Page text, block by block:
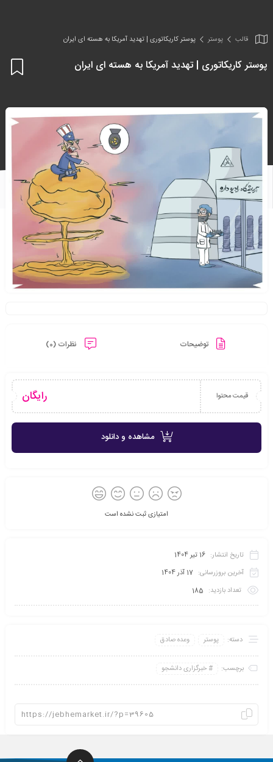
قالب پوستر پوستر کاریکاتوری | تهدید آمریکا به هسته ای ایران
پوستر کاریکاتوری | تهدید آمریکا به هسته ای ایران
توضیحات نظرات (0)
قیمت محتوا رایگان
مشاهده و دانلود
امتیازی ثبت نشده است
تاریخ انتشار: 16 تیر 1404
آخرین بروزرسانی: 17 آذر 1404
تعداد بازدید: 185
دسته: پوستر وعده صادق
برچسب: خبرگزاری دانشجو